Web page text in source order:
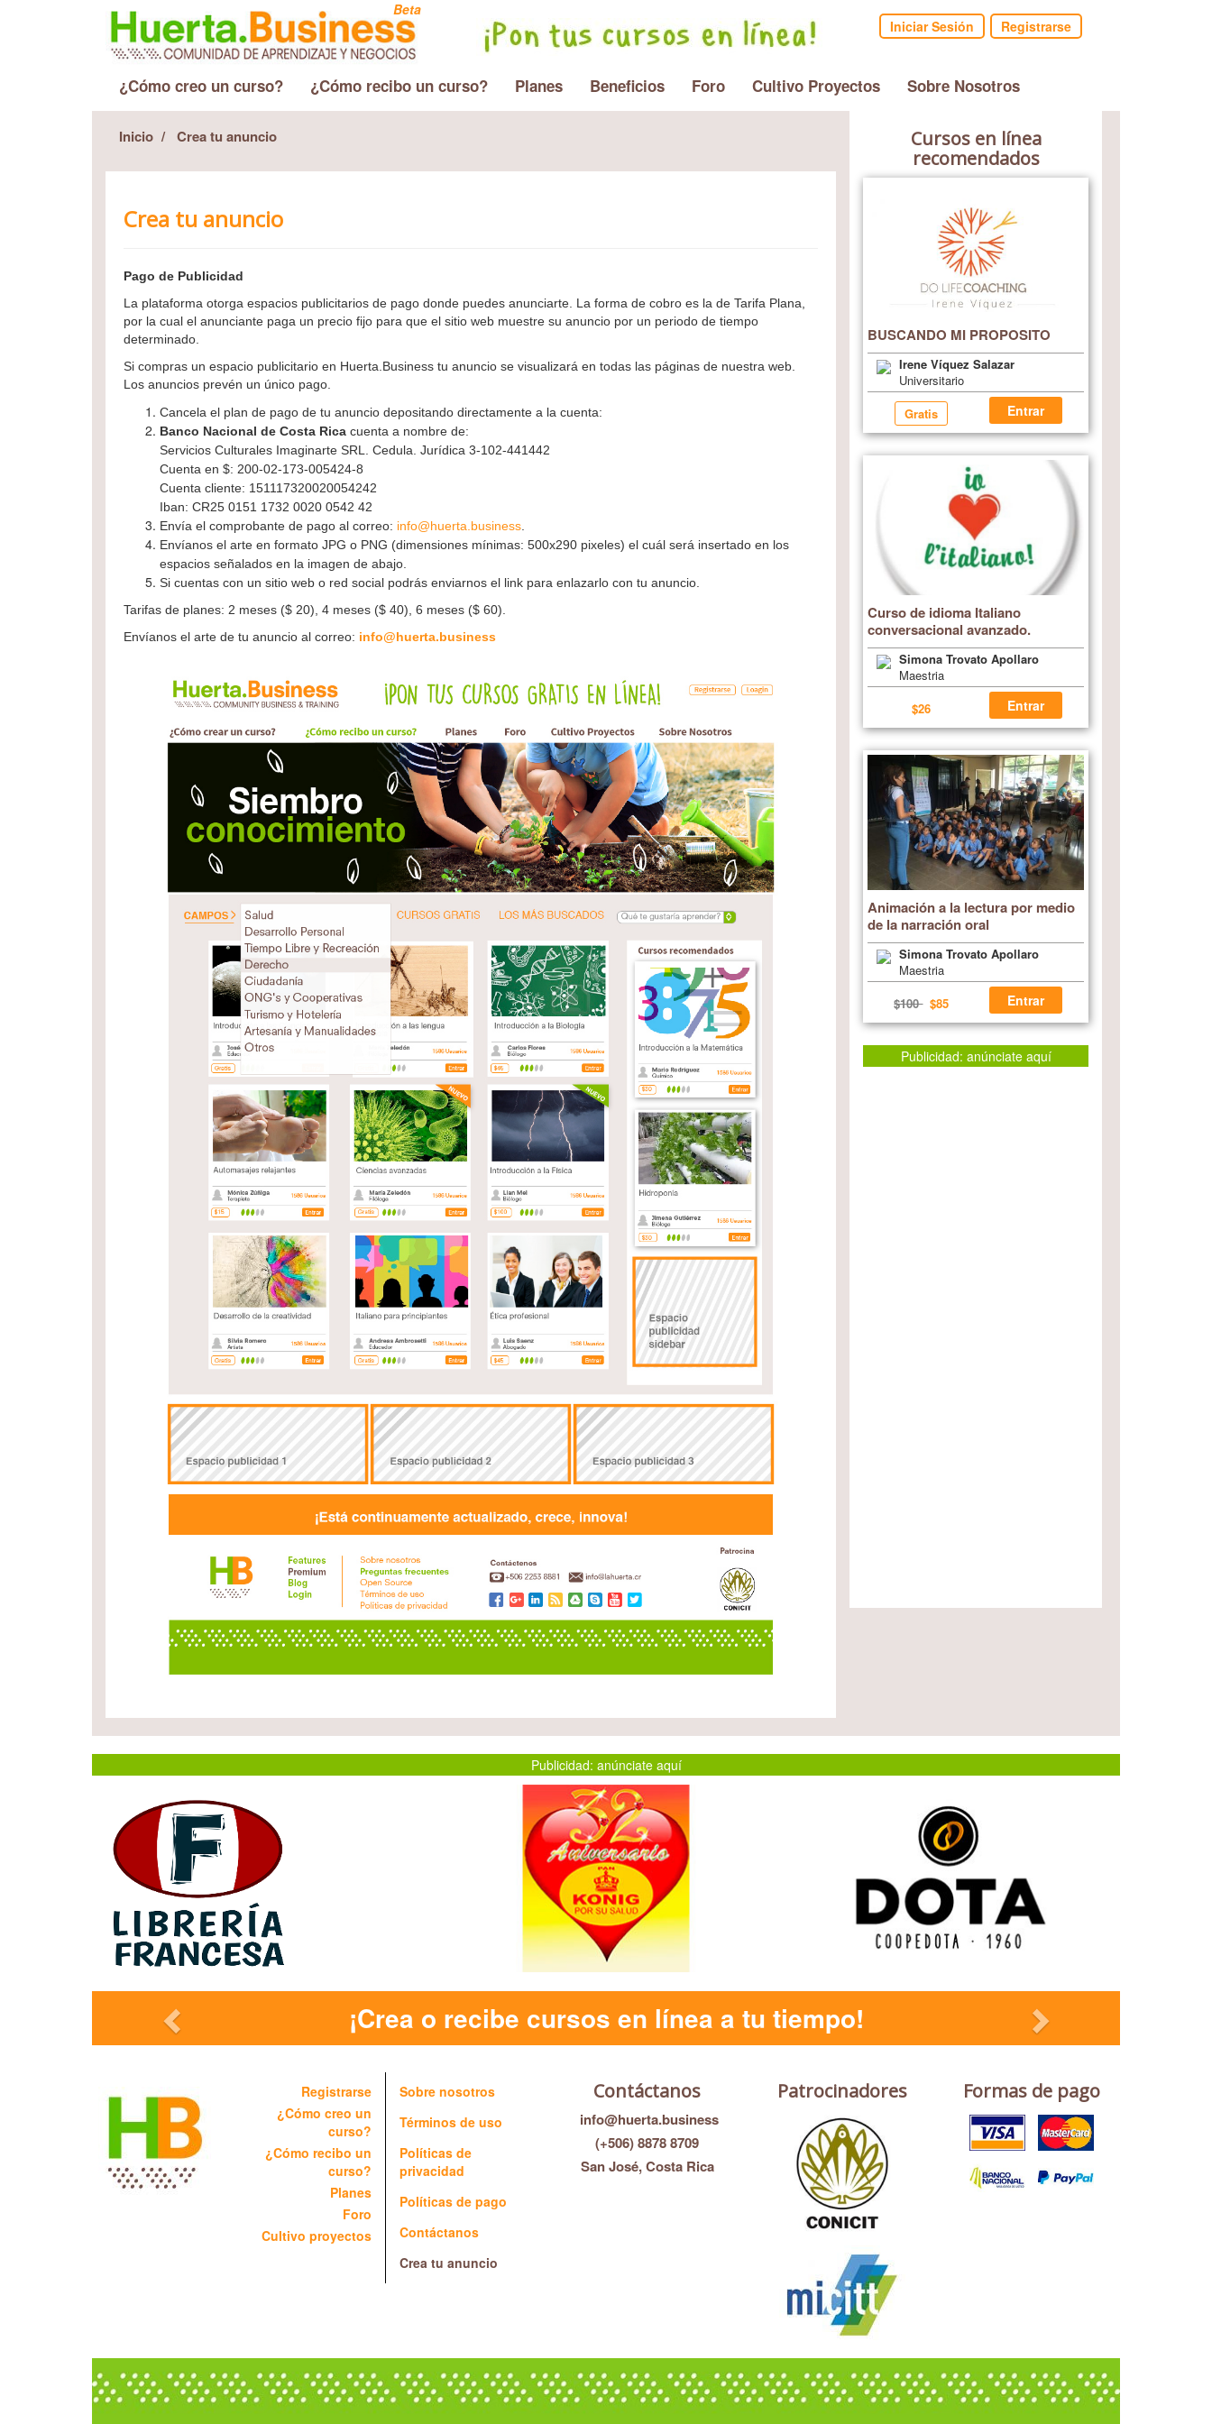
Beta
Registrarse
Iniciar Sesión
¿Cómo creo un curso? ¿Cómo recibo un curso? Planes Beneficios Foro Cultivo Proyectos Sobre Nosotros
Inicio Crea tu anuncio
Crea tu anuncio
Pago de Publicidad
La plataforma otorga espacios publicitarios de pago donde puedes anunciarte. La forma de cobro es la de Tarifa Plana,
por la cual el anunciante paga un precio fijo para que el sitio web muestre su anuncio por un periodo de tiempo
determinado.
Si compras un espacio publicitario en Huerta.Business tu anuncio se visualizará en todas las páginas de nuestra web.
Los anuncios prevén un único pago.
Cancela el plan de pago de tu anuncio depositando directamente a la cuenta:
Banco Nacional de Costa Rica cuenta a nombre de:
Servicios Culturales Imaginarte SRL. Cedula. Jurídica 3-102-441442
Cuenta en $: 200-02-173-005424-8
Cuenta cliente: 151117320020054242
Iban: CR25 0151 1732 0020 0542 42
Envía el comprobante de pago al correo: info@huerta.business
Envíanos el arte en formato JPG o PNG (dimensiones mínimas: 500x290 pixeles) el cuál será insertado en los
espacios señalados en la imagen de abajo.
Si cuentas con un sitio web o red social podrás enviarnos el link para enlazarlo con tu anuncio.
Tarifas de planes: 2 meses ($ 20), 4 meses ($ 40), 6 meses ($ 60).
Envíanos el arte de tu anuncio al correo: info@huerta.business
Cursos en línea
recomendados
BUSCANDO MI PROPOSITO
Irene Víquez Salazar
Universitario
Gratis
Entrar
Curso de idioma Italiano
conversacional avanzado.
Simona Trovato Apollaro
Maestria
$26
Entrar
Animación a la lectura por medio
de la narración oral
Simona Trovato Apollaro
Maestria
$100$85 Entrar
Publicidad: anúnciate aquí
Publicidad: anúnciate aquí
¡Crea o recibe cursos en línea a tu tiempo!
Registrarse
¿Cómo creo un
curso?
¿Cómo recibo un
curso?
Planes
Foro
Cultivo proyectos
Sobre nosotros
Términos de uso
Políticas de
privacidad
Políticas de pago
Contáctanos
Crea tu anuncio
Contáctanos
info@huerta.business
(+506) 8878 8709
San José, Costa Rica
Patrocinadores Formas de pago